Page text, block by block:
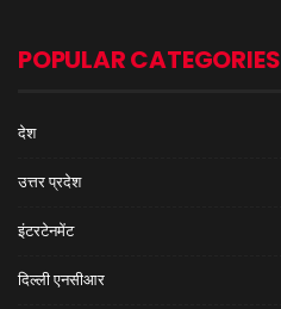
POPULAR CATEGORIES
देश
उत्तर प्रदेश
इंटरटेनमेंट
दिल्ली एनसीआर